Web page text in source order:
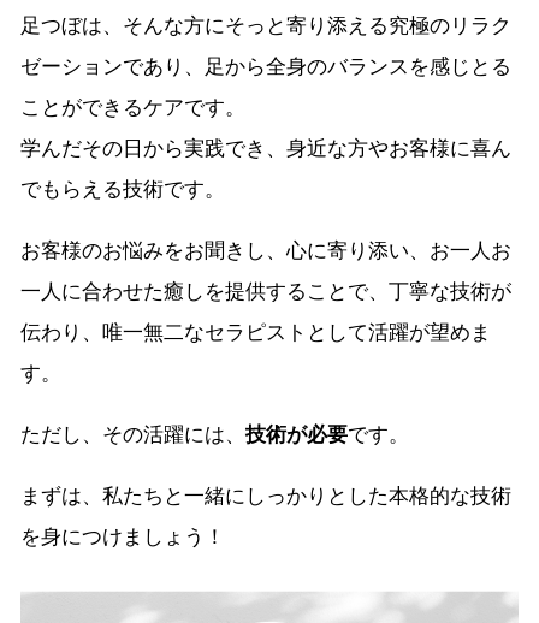
足つぼは、そんな方にそっと寄り添える究極のリラク
ゼーションであり、足から全身のバランスを感じとる
ことができるケアです。
学んだその日から実践でき、身近な方やお客様に喜ん
でもらえる技術です。
お客様のお悩みをお聞きし、心に寄り添い、お一人お
一人に合わせた癒しを提供することで、丁寧な技術が
伝わり、唯一無二なセラピストとして活躍が望めま
す。
ただし、その活躍には、 技術が必要です。
まずは、私たちと一緒にしっかりとした本格的な技術
を身につけましょう！